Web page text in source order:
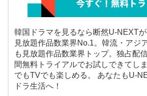
韓国ドラマを見るなら断然U-NEXTが
見放題作品数業界No.1。韓流・アジ
も見放題作品数業界トップ。独占配
間無料トライアルでお試しできてし
でもTVでも楽しめる。 あなたもU-
ドラ生活へ！